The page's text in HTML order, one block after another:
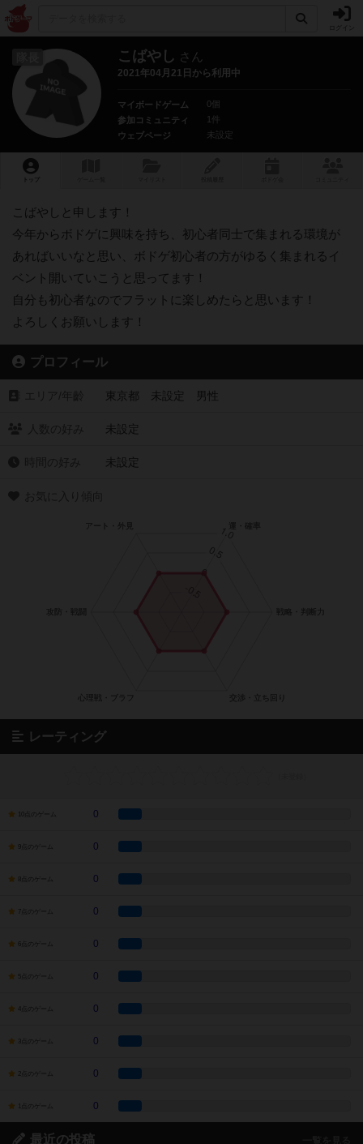
こばやし さん
2021年04月21日から利用中
マイボードゲーム
0個
参加コミュニティ
1件
ウェブページ
未設定
トップ
こばやしと申します！
今年からボドゲに興味を持ち、初心者同士で集まれる環境が
あればいいなと思い、ボドゲ初心者の方がゆるく集まれるイ
ベント開いていこうと思ってます！
自分も初心者なのでフラットに楽しめたらと思います！
よろしくお願いします！
プロフィール
東京都 未設定 男性
未設定
未設定
レーティング
10点のゲーム 0
9点のゲーム 0
8点のゲーム 0
7点のゲーム 0
6点のゲーム 0
5点のゲーム 0
4点のゲーム 0
3点のゲーム 0
2点のゲーム 0
1点のゲーム 0
最近の投稿